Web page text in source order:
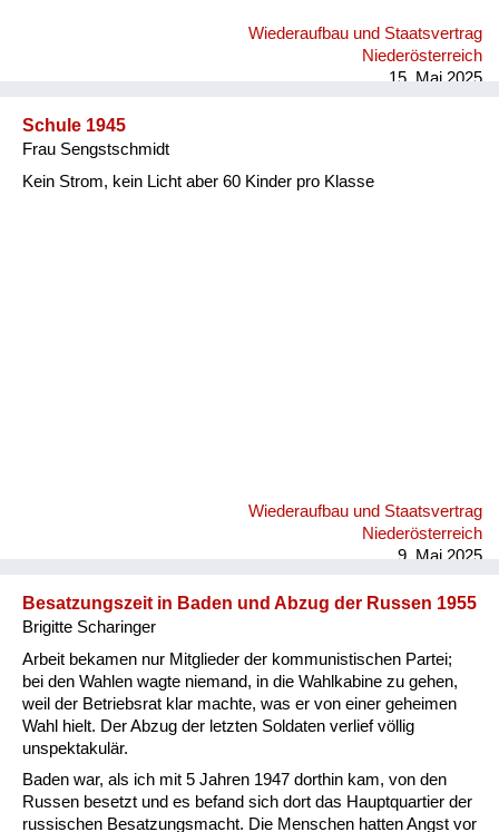
Wiederaufbau und Staatsvertrag
Niederösterreich
15. Mai 2025
Schule 1945
Frau Sengstschmidt
Kein Strom, kein Licht aber 60 Kinder pro Klasse
Wiederaufbau und Staatsvertrag
Niederösterreich
9. Mai 2025
Besatzungszeit in Baden und Abzug der Russen 1955
Brigitte Scharinger
Arbeit bekamen nur Mitglieder der kommunistischen Partei;
bei den Wahlen wagte niemand, in die Wahlkabine zu gehen,
weil der Betriebsrat klar machte, was er von einer geheimen
Wahl hielt. Der Abzug der letzten Soldaten verlief völlig
unspektakulär.
Baden war, als ich mit 5 Jahren 1947 dorthin kam, von den
Russen besetzt und es befand sich dort das Hauptquartier der
russischen Besatzungsmacht. Die Menschen hatten Angst vor